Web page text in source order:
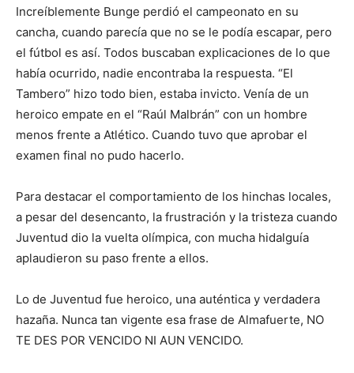
Increíblemente Bunge perdió el campeonato en su
cancha, cuando parecía que no se le podía escapar, pero
el fútbol es así. Todos buscaban explicaciones de lo que
había ocurrido, nadie encontraba la respuesta. “El
Tambero” hizo todo bien, estaba invicto. Venía de un
heroico empate en el “Raúl Malbrán” con un hombre
menos frente a Atlético. Cuando tuvo que aprobar el
examen final no pudo hacerlo.
Para destacar el comportamiento de los hinchas locales,
a pesar del desencanto, la frustración y la tristeza cuando
Juventud dio la vuelta olímpica, con mucha hidalguía
aplaudieron su paso frente a ellos.
Lo de Juventud fue heroico, una auténtica y verdadera
hazaña. Nunca tan vigente esa frase de Almafuerte, NO
TE DES POR VENCIDO NI AUN VENCIDO.